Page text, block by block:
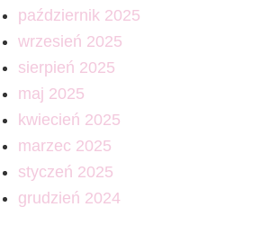
październik 2025
wrzesień 2025
sierpień 2025
maj 2025
kwiecień 2025
marzec 2025
styczeń 2025
grudzień 2024